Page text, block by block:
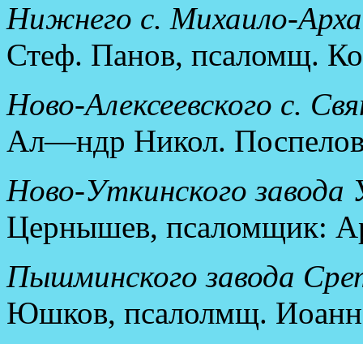
Нижнего с. Михаило-
Стеф. Панов, псаломщ.
Ново-Алексеевского с.
Ал—ндр Никол.
Ново-Уткинского завода
Цернышев, псаломщик:
Пышминского завода
Юшков, псалолмщ. Иоанн